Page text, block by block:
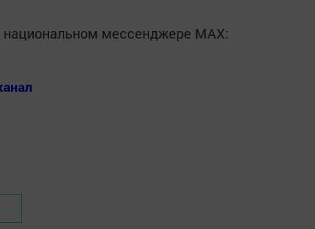
национальном мессенджере MАХ: